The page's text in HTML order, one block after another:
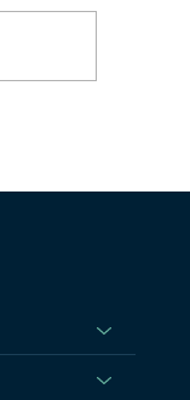
de